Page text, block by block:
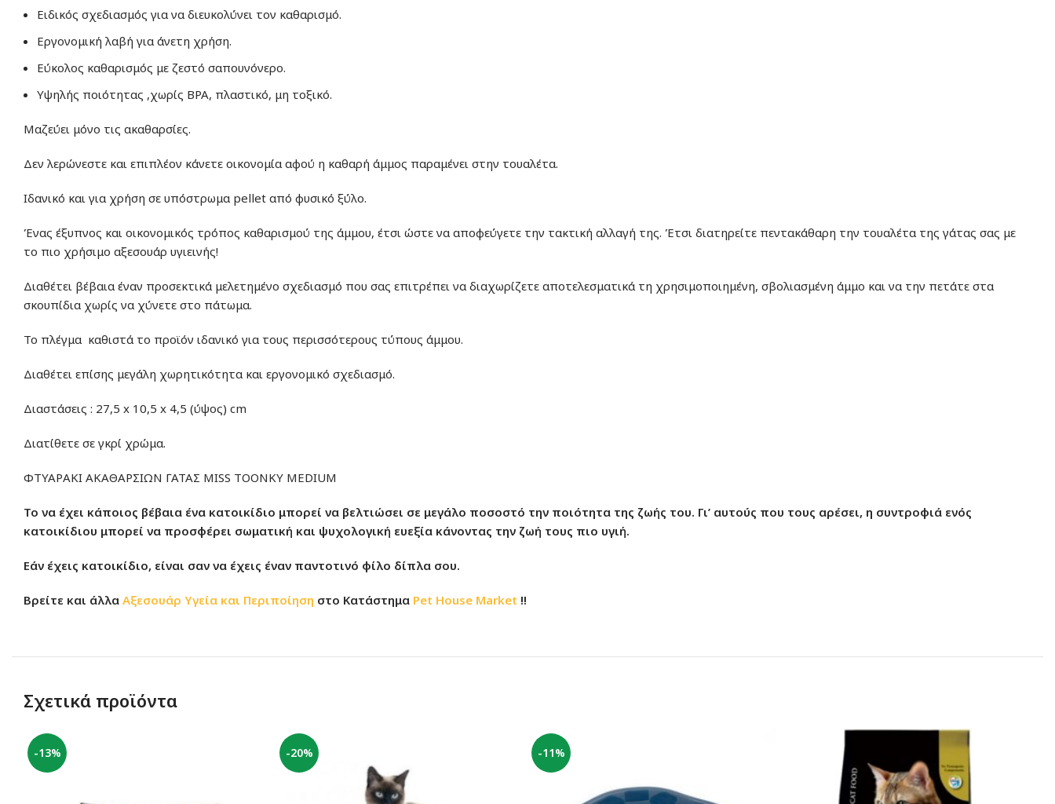
Ειδικός σχεδιασμός για να διευκολύνει τον καθαρισμό.
Εργονομική λαβή για άνετη χρήση.
Εύκολος καθαρισμός με ζεστό σαπουνόνερο.
Υψηλής ποιότητας ,χωρίς BPA, πλαστικό, μη τοξικό.
Μαζεύει μόνο τις ακαθαρσίες.
Δεν λερώνεστε και επιπλέον κάνετε οικονομία αφού η καθαρή άμμος παραμένει στην τουαλέτα.
Ιδανικό και για χρήση σε υπόστρωμα pellet από φυσικό ξύλο.
Ένας έξυπνος και οικονομικός τρόπος καθαρισμού της άμμου, έτσι ώστε να αποφεύγετε την τακτική αλλαγή της. Έτσι διατηρείτε πεντακάθαρη την τουαλέτα της γάτας σας με
το πιο χρήσιμο αξεσουάρ υγιεινής!
Διαθέτει βέβαια έναν προσεκτικά μελετημένο σχεδιασμό που σας επιτρέπει να διαχωρίζετε αποτελεσματικά τη χρησιμοποιημένη, σβολιασμένη άμμο και να την πετάτε στα
σκουπίδια χωρίς να χύνετε στο πάτωμα.
Το πλέγμα καθιστά το προϊόν ιδανικό για τους περισσότερους τύπους άμμου.
Διαθέτει επίσης μεγάλη χωρητικότητα και εργονομικό σχεδιασμό.
Διαστάσεις : 27,5 x 10,5 x 4,5 (ύψος) cm
Διατίθετε σε γκρί χρώμα.
ΦΤΥΑΡΑΚΙ ΑΚΑΘΑΡΣΙΩΝ ΓΑΤΑΣ MISS TOONKY MEDIUM
Το να έχει κάποιος βέβαια ένα κατοικίδιο μπορεί να βελτιώσει σε μεγάλο ποσοστό την ποιότητα της ζωής του. Γι’ αυτούς που τους αρέσει, η συντροφιά ενός
κατοικίδιου μπορεί να προσφέρει σωματική και ψυχολογική ευεξία κάνοντας την ζωή τους πιο υγιή.
Εάν έχεις κατοικίδιο, είναι σαν να έχεις έναν παντοτινό φίλο δίπλα σου.
Βρείτε και άλλα Αξεσουάρ Υγεία και Περιποίηση στο Κατάστημα Pet House Market !!
Σχετικά προϊόντα
-13% -20% -11%